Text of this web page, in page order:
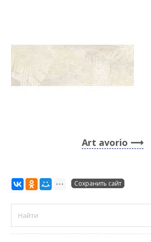
Art avorio
Сохранить сайт